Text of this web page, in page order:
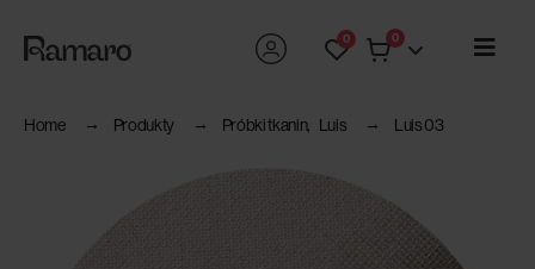
0 0
Home Produkty Próbki tkanin, Luis Luis 03